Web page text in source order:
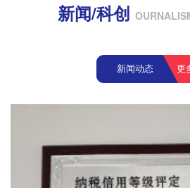
新闻/科创
新闻动态 更